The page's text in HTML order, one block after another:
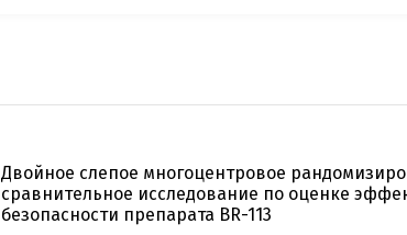
Двойное слепое многоцентровое
сравнительное исследование по оценке
безопасности препарата BR-113